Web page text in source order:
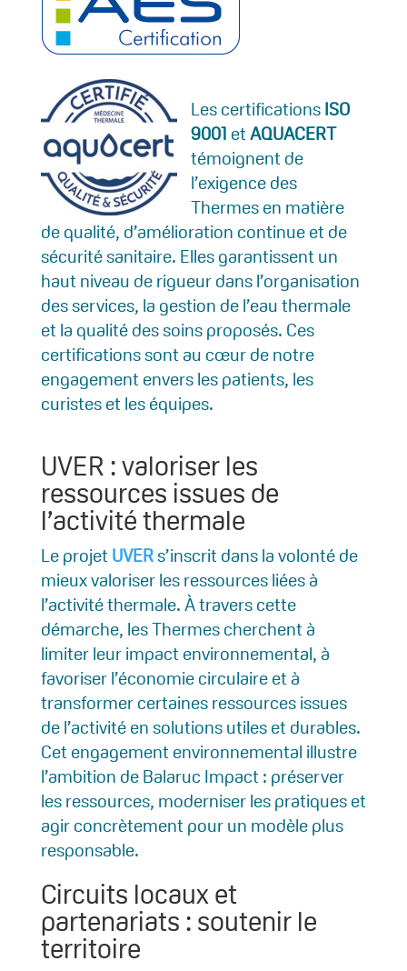
Les certificationsISO
9001 etAQUACERT
témoignent de
l’exigence des
Thermes en matière
de qualité, d’amélioration continue et de
sécurité sanitaire. Elles garantissent un
haut niveau de rigueur dans l’organisation
des services, la gestion de l’eau thermale
et la qualité des soins proposés. Ces
certifications sont au cœur de notre
engagement envers les patients, les
curistes et les équipes.
UVER : valoriser les
ressources issues de
l’activité thermale
Le projet UVERs’inscrit dans la volonté de
mieux valoriser les ressources liées à
l’activité thermale. À travers cette
démarche, les Thermes cherchent à
limiter leur impact environnemental, à
favoriser l’économie circulaire et à
transformer certaines ressources issues
de l’activité en solutions utiles et durables.
Cet engagement environnemental illustre
l’ambition de Balaruc Impact : préserver
les ressources, moderniser les pratiques et
agir concrètement pour un modèle plus
responsable.
Circuits locaux et
partenariats : soutenir le
territoire